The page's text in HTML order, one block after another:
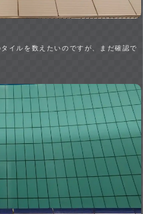
イルを数えたいのですが、まだ確認で